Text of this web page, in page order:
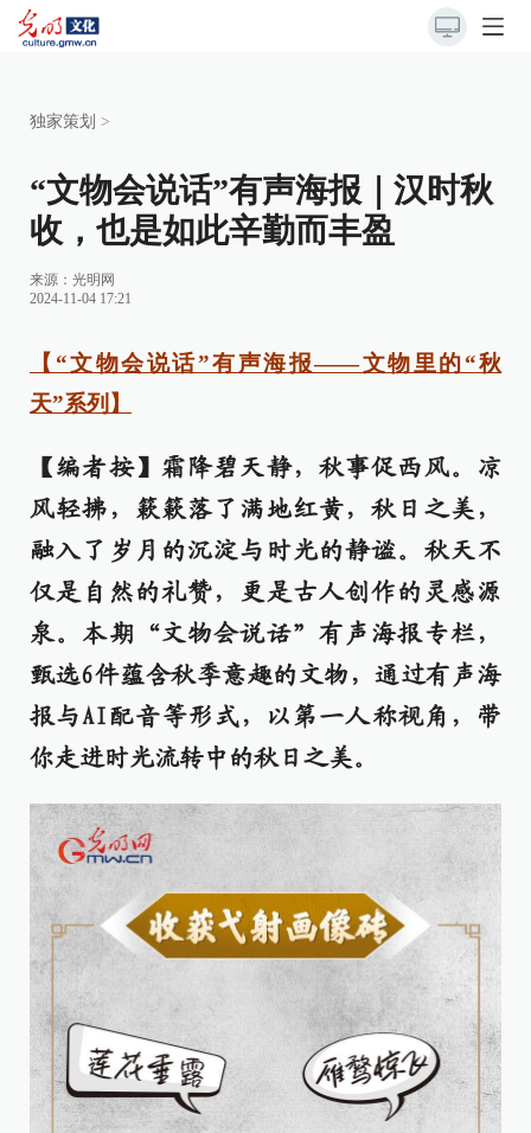
独家策划 >
“文物会说话”有声海报｜汉时秋
收，也是如此辛勤而丰盈
来源： 光明网
2024-11-04 17:21
【“文物会说话”有声海报——文物里的“秋
天”系列】
【编者按】霜降碧天静，秋事促西风。凉
风轻拂，簌簌落了满地红黄，秋日之美，
融入了岁月的沉淀与时光的静谧。秋天不
仅是自然的礼赞，更是古人创作的灵感源
泉。本期“文物会说话”有声海报专栏，
甄选6件蕴含秋季意趣的文物，通过有声海
报与AI配音等形式，以第一人称视角，带
你走进时光流转中的秋日之美。